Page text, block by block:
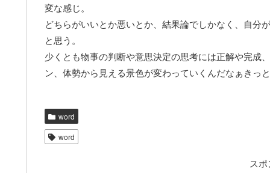
変な感じ。
どちらがいいとか悪いとか、結果論でしかなく、自分
と思う。
少くとも物事の判断や意思決定の思考には正解や完成
ン、体勢から見える景色が変わっていくんだなぁきっ
word
word
ス